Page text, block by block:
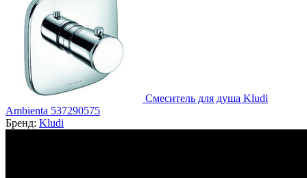
Смеситель для душа Kludi
Ambienta 537290575
Бренд: Kludi